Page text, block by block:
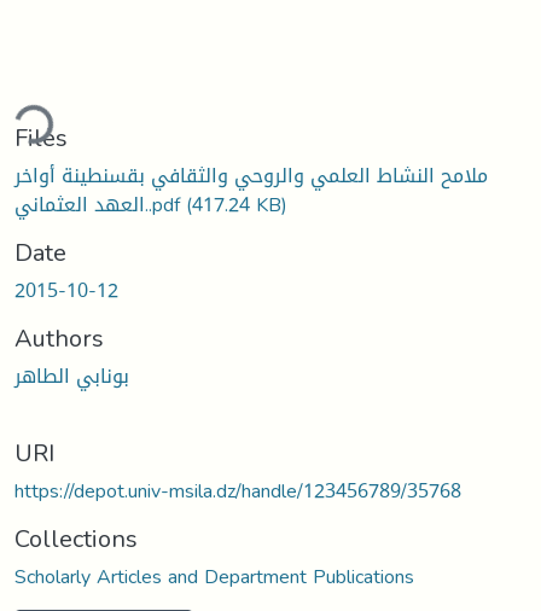
Files
ملامح النشاط العلمي والروحي والثقافي بقسنطينة أواخر
العهد العثماني..pdf(417.24 KB)
Date
2015-10-12
Authors
بونابي الطاهر
URI
https://depot.univ-msila.dz/handle/123456789/35768
Collections
Scholarly Articles and Department Publications